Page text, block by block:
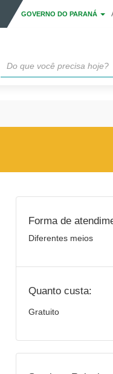
GOVERNO DO PARANÁ
Forma de
Diferentes meios
Quanto custa:
Gratuito